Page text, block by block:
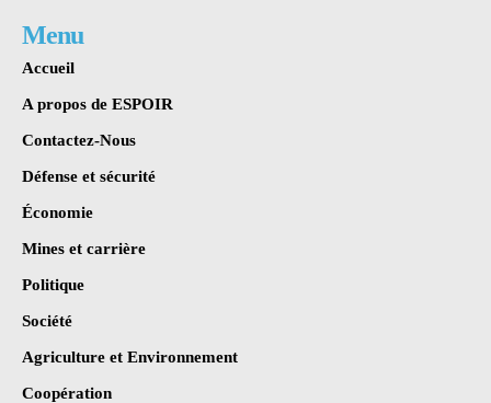
Menu
Accueil
A propos de ESPOIR
Contactez-Nous
Défense et sécurité
Économie
Mines et carrière
Politique
Société
Agriculture et Environnement
Coopération